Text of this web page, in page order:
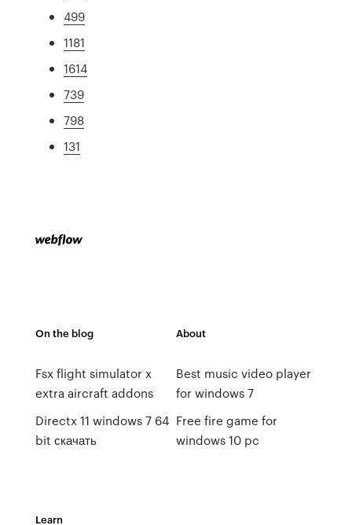
499
1181
1614
739
798
131
On the blog
Fsx flight simulator x
extra aircraft addons
Directx 11 windows 7 64
bit скачать
About
Best music video player
for windows 7
Free fire game for
windows 10 pc
Learn